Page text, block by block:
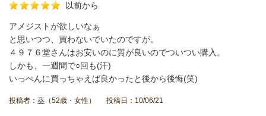
以前から
アメジストが欲しいなぁ
と思いつつ、買わないでいたのですが。
４９７６堂さんはお安いのに質が良いのでついつい購入。
しかも、一週間で○回も(汗)
いっぺんに買っちゃえば良かったと後から後悔(笑)
投稿者： 葵 （52歳・女性） 投稿日：10/06/21